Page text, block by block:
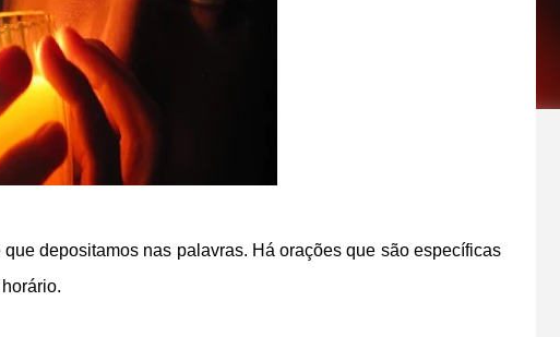
depositamos nas palavras. Há orações que são específicas